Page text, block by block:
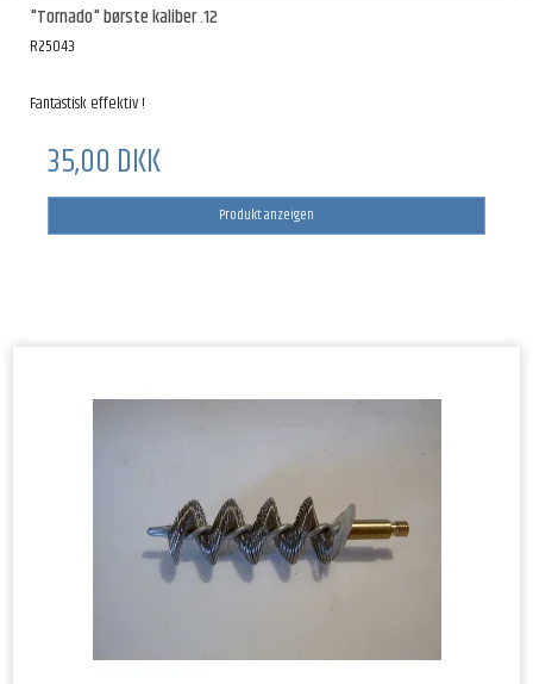
"Tornado" børste kaliber .12
R25043
Fantastisk effektiv !
35,00 DKK
Produkt anzeigen